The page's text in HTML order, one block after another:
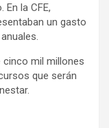
la CFE,
un gasto
cinco mil millones
que serán